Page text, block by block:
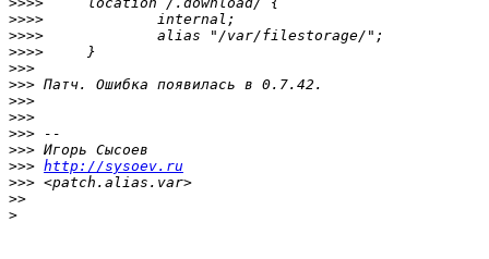
>>>>
>>>>
>>>>
>>>
>>>
>>>
>>>
>>>
>>>
>>> http://sysoev.ru
>>>
>>
>